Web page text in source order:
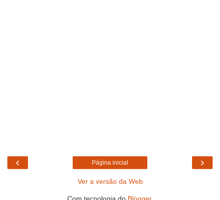
‹ ›
Página inicial
Ver a versão da Web